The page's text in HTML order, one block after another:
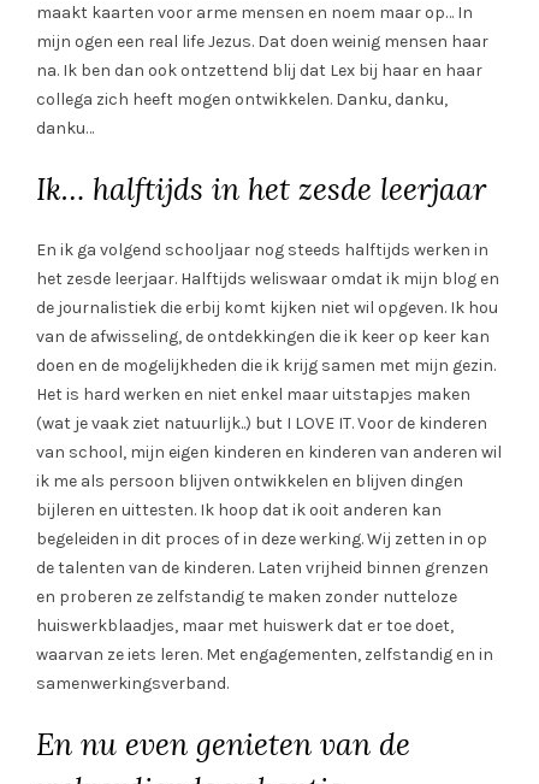
maakt kaarten voor arme mensen en noem maar op… In
mijn ogen een real life Jezus. Dat doen weinig mensen haar
na. Ik ben dan ook ontzettend blij dat Lex bij haar en haar
collega zich heeft mogen ontwikkelen. Danku, danku,
danku…
Ik… halftijds in het zesde leerjaar
En ik ga volgend schooljaar nog steeds halftijds werken in
het zesde leerjaar. Halftijds weliswaar omdat ik mijn blog en
de journalistiek die erbij komt kijken niet wil opgeven. Ik hou
van de afwisseling, de ontdekkingen die ik keer op keer kan
doen en de mogelijkheden die ik krijg samen met mijn gezin.
Het is hard werken en niet enkel maar uitstapjes maken
(wat je vaak ziet natuurlijk..) but I LOVE IT. Voor de kinderen
van school, mijn eigen kinderen en kinderen van anderen wil
ik me als persoon blijven ontwikkelen en blijven dingen
bijleren en uittesten. Ik hoop dat ik ooit anderen kan
begeleiden in dit proces of in deze werking. Wij zetten in op
de talenten van de kinderen. Laten vrijheid binnen grenzen
en proberen ze zelfstandig te maken zonder nutteloze
huiswerkblaadjes, maar met huiswerk dat er toe doet,
waarvan ze iets leren. Met engagementen, zelfstandig en in
samenwerkingsverband.
En nu even genieten van de